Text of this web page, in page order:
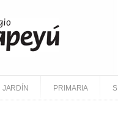
JARDÍN PRIMARIA